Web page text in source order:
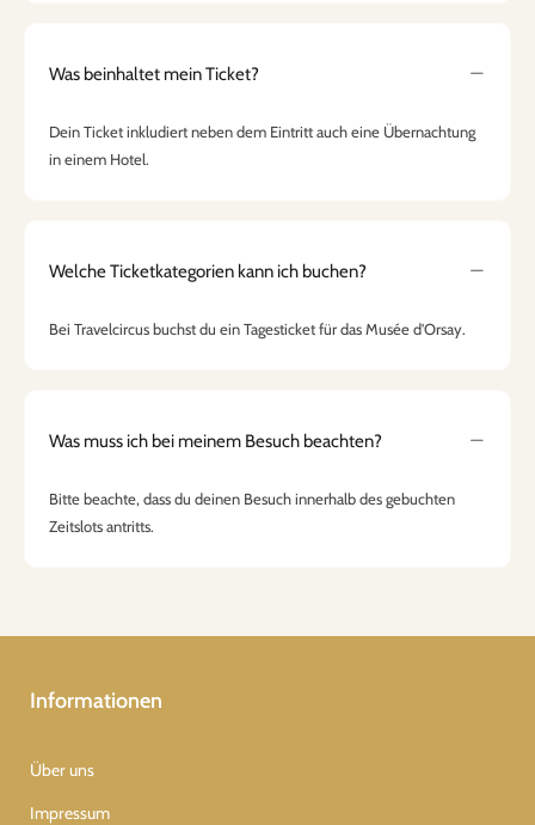
Was beinhaltet mein Ticket?
Dein Ticket inkludiert neben dem Eintritt auch eine Übernachtung
in einem Hotel.
Welche Ticketkategorien kann ich buchen?
Bei Travelcircus buchst du ein Tagesticket für das Musée d'Orsay.
Was muss ich bei meinem Besuch beachten?
Bitte beachte, dass du deinen Besuch innerhalb des gebuchten
Zeitslots antritts.
Informationen
Über uns
Impressum